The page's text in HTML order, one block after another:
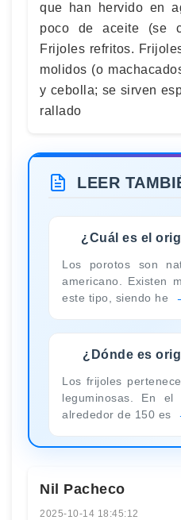
que han hervido en
poco de aceite (se
Frijoles refritos.
molidos (o
y cebolla; se sirven
rallado
LEER
¿Cuál es el
Los porotos son
americano. Existen
este tipo, siendo he
¿Dónde es
Los frijoles
leguminosas. En el
alrededor de 150 es
Nil Pacheco
2025-10-14 18:45:12